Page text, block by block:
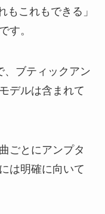
もこれもできる」
す。
、ブティックアン
デルは含まれて
ごとにアンプタ
は明確に向いて